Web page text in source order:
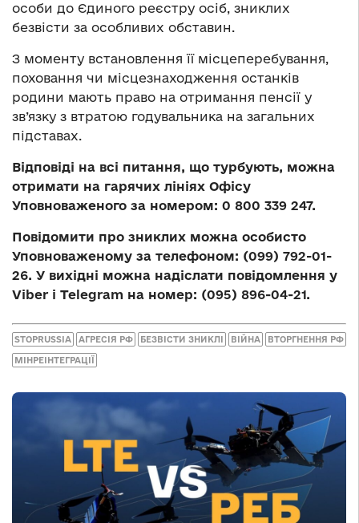
особи до Єдиного реєстру осіб, зниклих
безвісти за особливих обставин.
З моменту встановлення її місцеперебування,
поховання чи місцезнаходження останків
родини мають право на отримання пенсії у
зв’язку з втратою годувальника на загальних
підставах.
Відповіді на всі питання, що турбують, можна
отримати на гарячих лініях Офісу
Уповноваженого за номером: 0 800 339 247.
Повідомити про зниклих можна особисто
Уповноваженому за телефоном: (099) 792-01-
26. У вихідні можна надіслати повідомлення у
Viber і Telegram на номер: (095) 896-04-21.
STOPRUSSIA АГРЕСІЯ РФ БЕЗВІСТИ ЗНИКЛІ ВІЙНА ВТОРГНЕННЯ РФ
МІНРЕІНТЕГРАЦІЇ